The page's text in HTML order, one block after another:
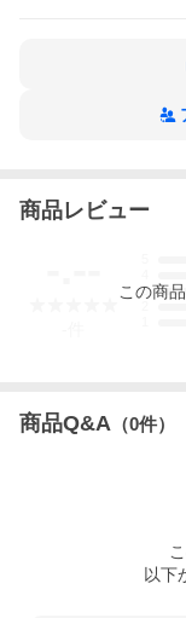
商品レビュー
3
この商品
商品Q&A （0件）
以下